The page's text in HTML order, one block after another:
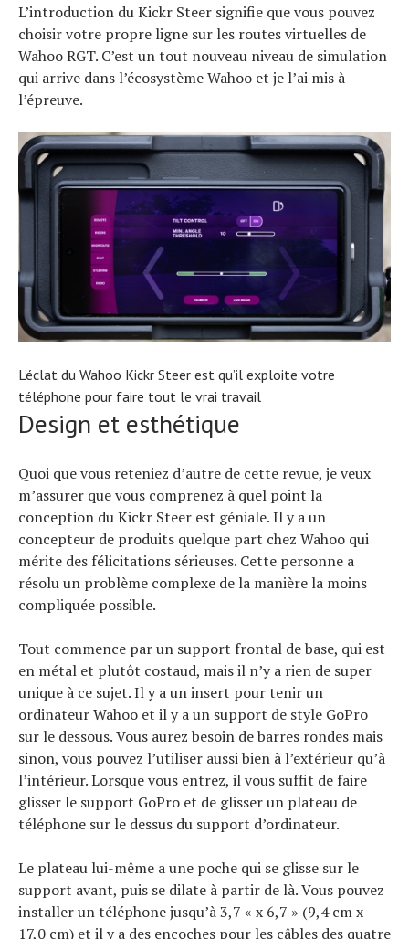
L’introduction du Kickr Steer signifie que vous pouvez
choisir votre propre ligne sur les routes virtuelles de
Wahoo RGT. C’est un tout nouveau niveau de simulation
qui arrive dans l’écosystème Wahoo et je l’ai mis à
l’épreuve.
L’éclat du Wahoo Kickr Steer est qu’il exploite votre
téléphone pour faire tout le vrai travail
Design et esthétique
Quoi que vous reteniez d’autre de cette revue, je veux
m’assurer que vous comprenez à quel point la
conception du Kickr Steer est géniale. Il y a un
concepteur de produits quelque part chez Wahoo qui
mérite des félicitations sérieuses. Cette personne a
résolu un problème complexe de la manière la moins
compliquée possible.
Tout commence par un support frontal de base, qui est
en métal et plutôt costaud, mais il n’y a rien de super
unique à ce sujet. Il y a un insert pour tenir un
ordinateur Wahoo et il y a un support de style GoPro
sur le dessous. Vous aurez besoin de barres rondes mais
sinon, vous pouvez l’utiliser aussi bien à l’extérieur qu’à
l’intérieur. Lorsque vous entrez, il vous suffit de faire
glisser le support GoPro et de glisser un plateau de
téléphone sur le dessus du support d’ordinateur.
Le plateau lui-même a une poche qui se glisse sur le
support avant, puis se dilate à partir de là. Vous pouvez
installer un téléphone jusqu’à 3,7 « x 6,7 » (9,4 cm x
17,0 cm) et il y a des encoches pour les câbles des quatre
Actualités
Technologies
Tests de produits
Conseils
Tendances
Tous nos articles